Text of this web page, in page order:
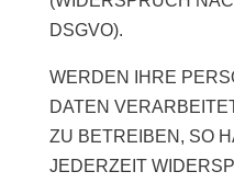
DSGVO).
WERDEN IHRE
DATEN
ZU BETREIBEN, SO
JEDERZEIT